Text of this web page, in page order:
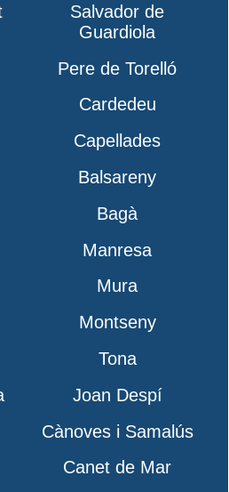
Salvador de
Guardiola
Pere de Torelló
Cardedeu
Capellades
Balsareny
Bagà
Manresa
Mura
Montseny
Tona
Joan Despí
Cànoves i Samalús
Canet de Mar